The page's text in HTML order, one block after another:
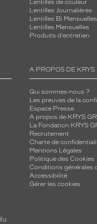
Lentilles de couleur
Lentilles Journalières
Lentilles Bi Mensuelles
Lentilles Mensuelles
Produits d'entretien
A PROPOS DE KRYS
Qui sommes-nous ?
Les preuves de la
Espace Presse
A propos de KRYS
La Fondation KRYS
Recrutement
Charte de
Mentions Légales
Politique des Cookies
Conditions générales
Accessibilité
Gérer les cookies